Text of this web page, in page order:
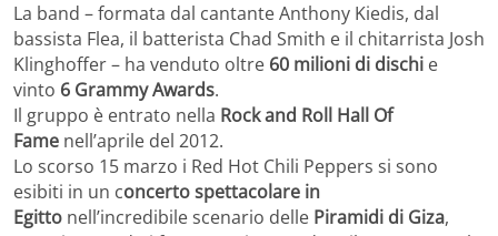
La band – formata dal cantante Anthony Kiedis, dal
bassista Flea, il batterista Chad Smith e il chitarrista Josh
Klinghoffer – ha venduto oltre 60 milioni di dischi e
vinto 6 Grammy Awards.
Il gruppo è entrato nella Rock and Roll Hall Of
Fame nell’aprile del 2012.
Lo scorso 15 marzo i Red Hot Chili Peppers si sono
esibiti in un concerto spettacolare in
Egitto nell’incredibile scenario delle Piramidi di Giza,